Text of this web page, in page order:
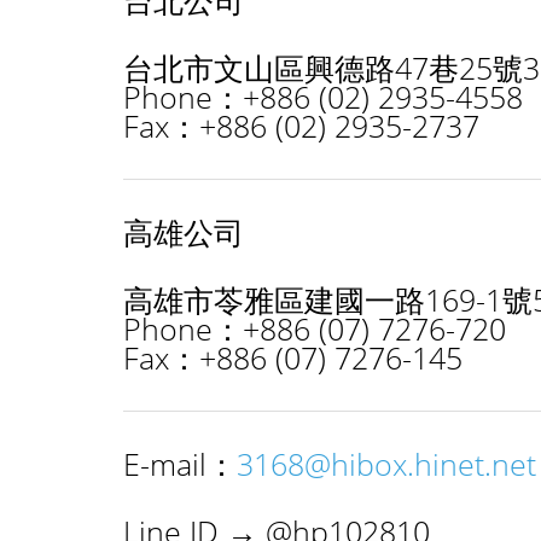
台北市文山區興德路47巷25號
Phone：+886 (02) 2935-4558
Fax：+886 (02) 2935-2737
高雄公司
高雄市苓雅區建國一路169-1號
Phone：+886 (07) 7276-720
Fax：+886 (07) 7276-145
E-mail： 3168@hibox.hinet.net
Line ID → @hp102810